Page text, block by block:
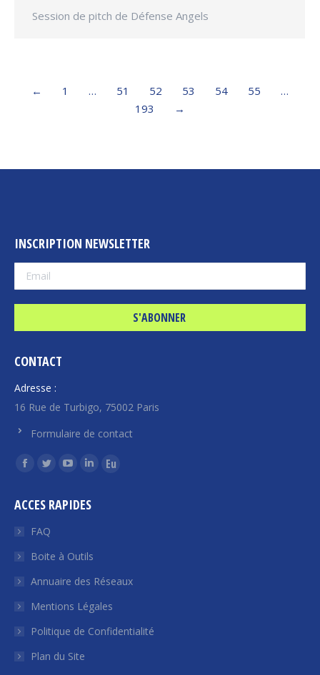
Session de pitch de Défense Angels
← 1 … 51 52 53 54 55
…
193
→
INSCRIPTION NEWSLETTER
CONTACT
Adresse :
16 Rue de Turbigo, 75002 Paris
Formulaire de contact
Trouvez nous sur :
La
Facebook
s'ouvre
une
nouvelle
fenêtre
La
Twitter
s'ouvre
une
nouvelle
fenêtre
La
YouTube
une
nouvelle
fenêtre
La
LinkedIn
une
nouvelle
fenêtre
La
nouvelle
fenêtre
ACCES RAPIDES
FAQ
Boite à Outils
Annuaire des Réseaux
Mentions Légales
Politique de Confidentialité
Plan du Site